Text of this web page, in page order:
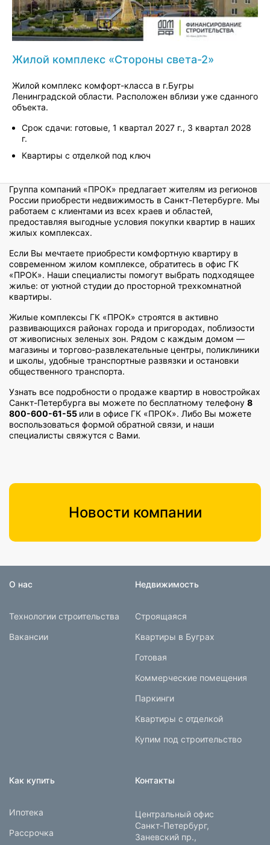
Жилой комплекс «Стороны света-2»
Жилой комплекс комфорт-класса в г.Бугры
Ленинградской области. Расположен вблизи уже сданного
объекта.
Срок сдачи: готовые, 1 квартал 2027 г., 3 квартал 2028
г.
Квартиры с отделкой под ключ
Группа компаний «ПРОК» предлагает жителям из регионов
России приобрести недвижимость в Санкт-Петербурге. Мы
работаем с клиентами из всех краев и областей,
предоставляя выгодные условия покупки квартир в наших
жилых комплексах.
Если Вы мечтаете приобрести комфортную квартиру в
современном жилом комплексе, обратитесь в офис ГК
«ПРОК». Наши специалисты помогут выбрать подходящее
жилье: от уютной студии до просторной трехкомнатной
квартиры.
Жилые комплексы ГК «ПРОК» строятся в активно
развивающихся районах города и пригородах, поблизости
от живописных зеленых зон. Рядом с каждым домом —
магазины и торгово-развлекательные центры, поликлиники
и школы, удобные транспортные развязки и остановки
общественного транспорта.
Узнать все подробности о продаже квартир в новостройках
Санкт-Петербурга вы можете по бесплатному телефону 8
800-600-61-55 или в офисе ГК «ПРОК». Либо Вы можете
воспользоваться формой обратной связи, и наши
специалисты свяжутся с Вами.
Новости компании
О нас
Технологии строительства
Вакансии
Недвижимость
Строящаяся
Квартиры в Буграх
Готовая
Коммерческие помещения
Паркинги
Квартиры с отделкой
Купим под строительство
Как купить
Ипотека
Рассрочка
Контакты
Центральный офис
Санкт-Петербург,
Заневский пр.,